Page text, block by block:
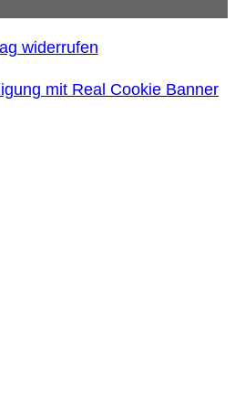
widerrufen
mit Real Cookie Banner